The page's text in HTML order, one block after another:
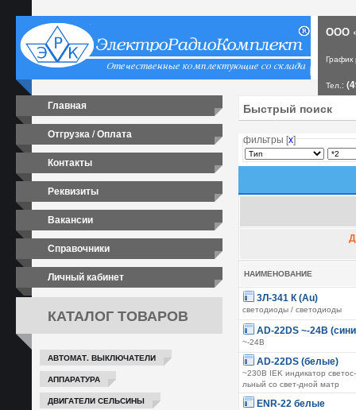
ООО
Тел.:
Главная
Отгрузка / Оплата
Контакты
Реквизиты
Вакансии
Справочники
Личный кабинет
КАТАЛОГ ТОВАРОВ
АВТОМАТ. ВЫКЛЮЧАТЕЛИ
АППАРАТУРА
ДВИГАТЕЛИ СЕЛЬСИНЫ
фильтры [х]
НАИМЕНОВАНИЕ
3Л-341 К (Au)
светодиоды / светодиоды
AD-22DS ~-24В
~-24В
AD-22DS (белые)
~230В IEK индикатор светос-
льный со свет-дной матр
ENR-22 белые